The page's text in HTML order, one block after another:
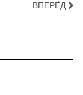
ВПЕРЁД